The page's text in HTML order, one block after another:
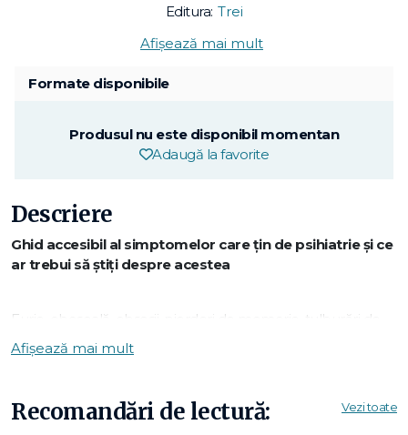
Editura: Trei
Afișează mai mult
Formate disponibile
Produsul nu este disponibil momentan
Adaugă la favorite
Descriere
Ghid accesibil al simptomelor care ţin de psihiatrie şi ce
ar trebui să ştiţi despre acestea
Furie, oboseală, obsesii, pierderi de memorie, tulburări de
performanţă sexuală, gânduri suicidare. Să fie acestea
semnele unei tulburări psihice? Cum ai putea fi sigur? Ar
tuturor celor care doresc să-şi înţeleagă propriile simptome
sau manifestările persoanelor dragi.
Afișează mai mult
Recomandări de lectură: Vezi toate